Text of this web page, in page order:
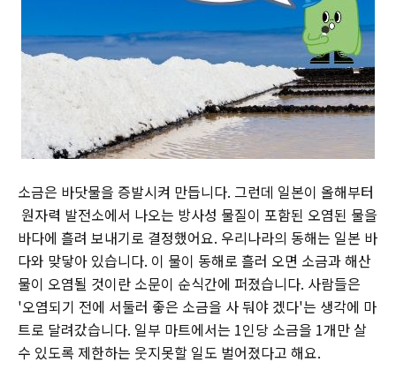
소금은 바닷물을 증발시켜 만듭니다. 그런데 일본이 올해부터
원자력 발전소에서 나오는 방사성 물질이 포함된 오염된 물을
바다에 흘려 보내기로 결정했어요. 우리나라의 동해는 일본 바
다와 맞닿아 있습니다. 이 물이 동해로 흘러 오면 소금과 해산
물이 오염될 것이란 소문이 순식간에 퍼졌습니다. 사람들은
'오염되기 전에 서둘러 좋은 소금을 사 둬야 겠다'는 생각에 마
트로 달려갔습니다. 일부 마트에서는 1인당 소금을 1개만 살
수 있도록 제한하는 웃지못할 일도 벌어졌다고 해요.